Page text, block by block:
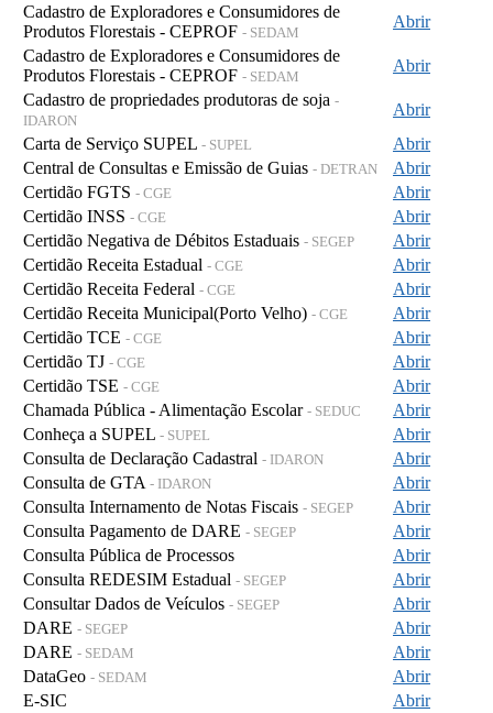
Cadastro de Exploradores e Consumidores de
Produtos Florestais - CEPROF - SEDAM
Abrir
Cadastro de Exploradores e Consumidores de
Produtos Florestais - CEPROF - SEDAM
Abrir
Cadastro de propriedades produtoras de soja -
IDARON
Abrir
Carta de Serviço SUPEL - SUPEL
Abrir
Central de Consultas e Emissão de Guias - DETRAN
Abrir
Certidão FGTS - CGE
Abrir
Certidão INSS - CGE
Abrir
Certidão Negativa de Débitos Estaduais - SEGEP
Abrir
Certidão Receita Estadual - CGE
Abrir
Certidão Receita Federal - CGE
Abrir
Certidão Receita Municipal(Porto Velho) - CGE
Abrir
Certidão TCE - CGE
Abrir
Certidão TJ - CGE
Abrir
Certidão TSE - CGE
Abrir
Chamada Pública - Alimentação Escolar - SEDUC
Abrir
Conheça a SUPEL - SUPEL
Abrir
Consulta de Declaração Cadastral - IDARON
Abrir
Consulta de GTA - IDARON
Abrir
Consulta Internamento de Notas Fiscais - SEGEP
Abrir
Consulta Pagamento de DARE - SEGEP
Abrir
Consulta Pública de Processos
Abrir
Consulta REDESIM Estadual - SEGEP
Abrir
Consultar Dados de Veículos - SEGEP
Abrir
DARE - SEGEP
Abrir
DARE - SEDAM
Abrir
DataGeo - SEDAM
Abrir
E-SIC
Abrir